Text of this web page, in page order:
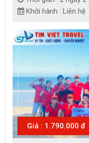
Khởi hành : Liên hệ
Giá : 1.790.000 đ